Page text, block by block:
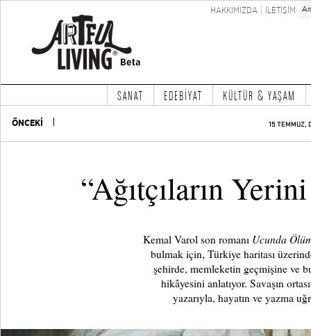
HAKKIMIZDA İLETİŞİM
SANAT EDEBİYAT KÜLTÜR & YAŞAM
ÖNCEKİ 15 TEMMUZ,
“Ağıtçıların
Kemal Varol son romanı Ucunda
bulmak için, Türkiye haritası
şehirde, memleketin geçmişine ve
hikâyesini anlatıyor. Savaşın
yazarıyla, hayatın ve yazma